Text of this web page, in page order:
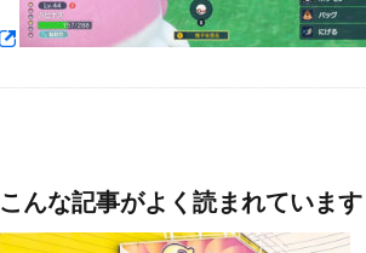
こんな記事がよく読まれています